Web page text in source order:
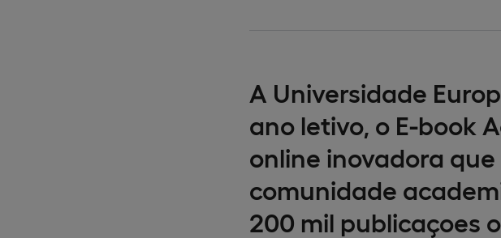
A Universidade
ano letivo, o E-book
online inovadora
comunidade
200 mil publicaçoes